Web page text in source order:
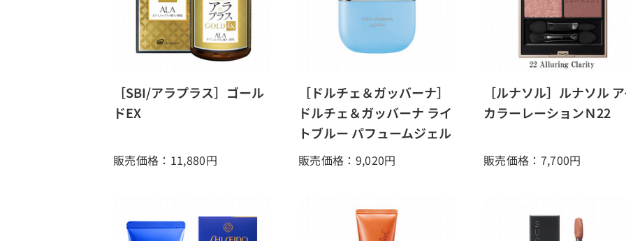
［SBI/アラプラス］ゴール
ドEX
販売価格：11,880円
［ドルチェ＆ガッバーナ］
ドルチェ＆ガッバーナ ライ
トブルー パフュームジェル
販売価格：9,020円
［ルナソル］ルナソル
カラーレーションＮ22
販売価格：7,700円